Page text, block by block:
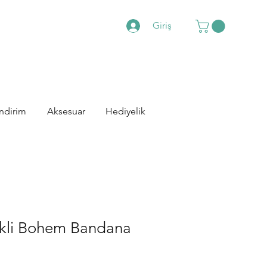
Giriş
Aksesuar Hediyelik
Bohem Bandana